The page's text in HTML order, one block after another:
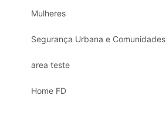
Mulheres
Segurança Urbana e Comunidades
area teste
Home FD